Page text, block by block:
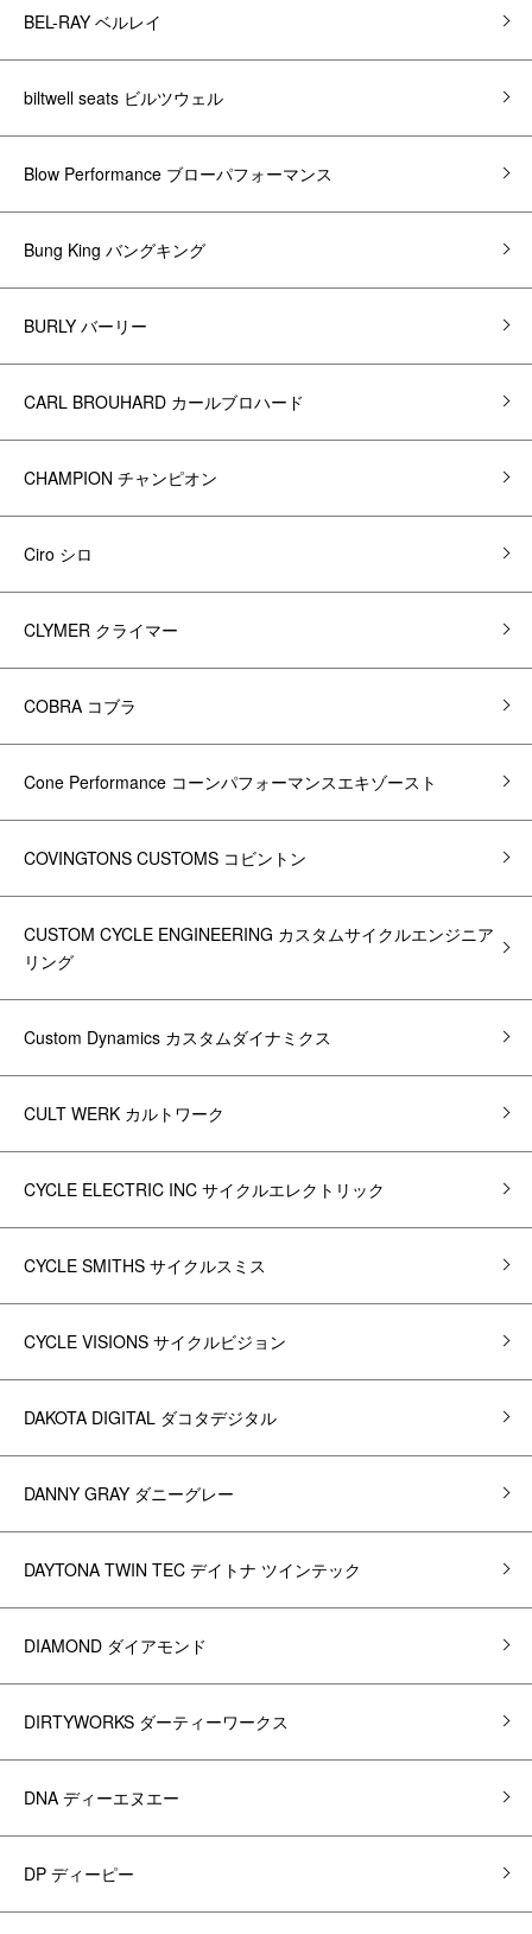
BEL-RAY ベルレイ
biltwell seats ビルツウェル
Blow Performance ブローパフォーマンス
Bung King バングキング
BURLY バーリー
CARL BROUHARD カールブロハード
CHAMPION チャンピオン
Ciro シロ
CLYMER クライマー
COBRA コブラ
Cone Performance コーンパフォーマンスエキゾースト
COVINGTONS CUSTOMS コビントン
CUSTOM CYCLE ENGINEERING カスタムサイクルエンジニア
リング
Custom Dynamics カスタムダイナミクス
CULT WERK カルトワーク
CYCLE ELECTRIC INC サイクルエレクトリック
CYCLE SMITHS サイクルスミス
CYCLE VISIONS サイクルビジョン
DAKOTA DIGITAL ダコタデジタル
DANNY GRAY ダニーグレー
DAYTONA TWIN TEC デイトナ ツインテック
DIAMOND ダイアモンド
DIRTYWORKS ダーティーワークス
DNA ディーエヌエー
DP ディーピー